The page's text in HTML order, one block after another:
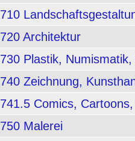
710
720 Architektur
730 Plastik,
740 Zeichnung,
741.5 Comics,
750 Malerei